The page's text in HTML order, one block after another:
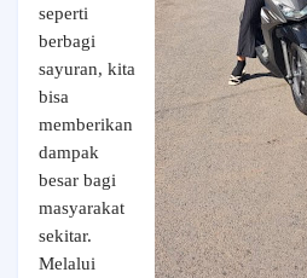
seperti
berbagi
sayuran, kita
bisa
memberikan
dampak
besar bagi
masyarakat
sekitar.
Melalui